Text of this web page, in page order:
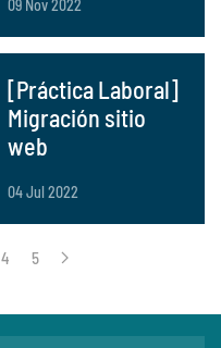
09 Nov 2022
[Práctica Laboral]
Migración sitio
web
04 Jul 2022
4 5